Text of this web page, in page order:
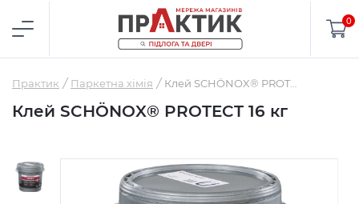
0
Практик Паркетна хімія Клей SCHÖNOX® PROTECT 16 кг
Клей SCHÖNOX® PROTECT 16 кг